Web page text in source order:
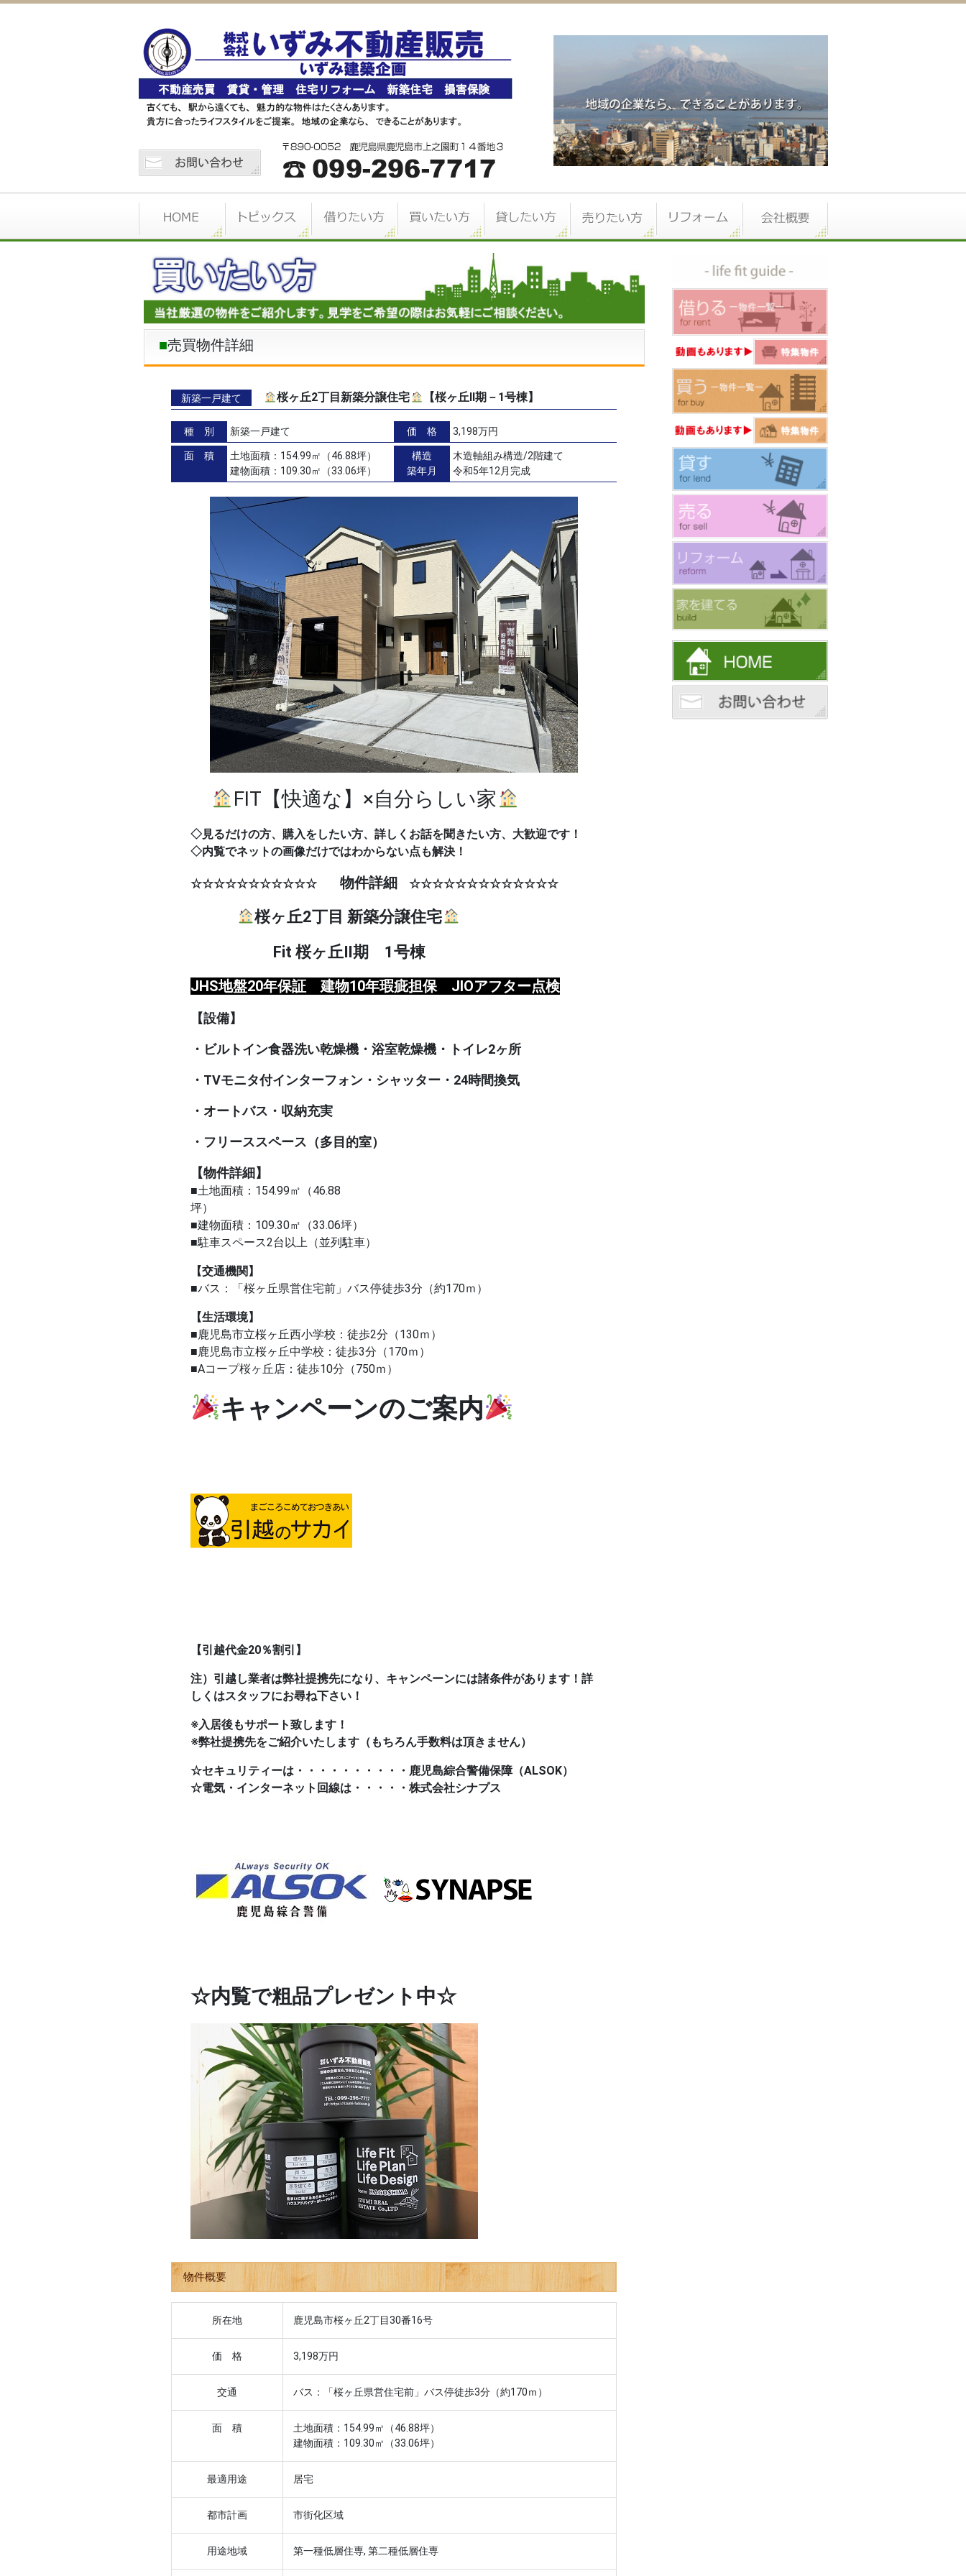
売買物件詳細
新築一戸建て 桜ヶ丘2丁目新築分譲住宅 【桜ヶ丘Ⅱ期－1号棟】
種 別 新築一戸建て 価 格 3,198万円
面 積
土地面積：154.99㎡（46.88坪）
建物面積：109.30㎡（33.06坪）
構造
築年月
木造軸組み構造/2階建て
令和5年12月完成
FIT【快適な】×自分らしい家
◇見るだけの方、購入をしたい方、詳しくお話を聞きたい方、大歓迎です！
◇内覧でネットの画像だけではわからない点も解決！
☆☆☆☆☆☆☆☆☆☆☆物件詳細 ☆☆☆☆☆☆☆☆☆☆☆☆☆
桜ヶ丘2丁目 新築分譲住宅
Fit 桜ヶ丘Ⅱ期 1号棟
JHS地盤20年保証 建物10年瑕疵担保 JIOアフター点検
【設備】
・ビルトイン食器洗い乾燥機・浴室乾燥機・トイレ2ヶ所
・TVモニタ付インターフォン・シャッター・24時間換気
・オートバス・収納充実
・フリーススペース（多目的室）
【物件詳細】
■土地面積：154.99㎡（46.88
坪）
■建物面積：109.30㎡（33.06坪）
■駐車スペース2台以上（並列駐車）
【交通機関】
■バス：「桜ヶ丘県営住宅前」バス停徒歩3分（約170ｍ）
【生活環境】
■鹿児島市立桜ヶ丘西小学校：徒歩2分（130ｍ）
■鹿児島市立桜ヶ丘中学校：徒歩3分（170ｍ）
■Aコープ桜ヶ丘店：徒歩10分（750ｍ）
キャンペーンのご案内
【引越代金20％割引】
注）引越し業者は弊社提携先になり、キャンペーンには諸条件があります！詳
しくはスタッフにお尋ね下さい！
※入居後もサポート致します！
※弊社提携先をご紹介いたします（もちろん手数料は頂きません）
☆セキュリティーは・・・・・・・・・・鹿児島綜合警備保障（ALSOK）
☆電気・インターネット回線は・・・・・株式会社シナプス
☆内覧で粗品プレゼント中☆
物件概要
所在地 鹿児島市桜ヶ丘2丁目30番16号
価 格 3,198万円
交通 バス：「桜ヶ丘県営住宅前」バス停徒歩3分（約170ｍ）
面 積
土地面積：154.99㎡（46.88坪）
建物面積：109.30㎡（33.06坪）
最適用途 居宅
都市計画 市街化区域
用途地域 第一種低層住専, 第二種低層住専